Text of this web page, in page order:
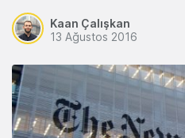
Kaan Çalışkan
13 Ağustos 2016